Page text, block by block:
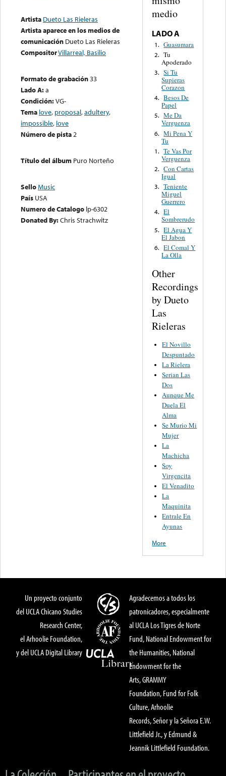
Artista Dueto Las Rieleras
Artista aparece en los medios de
comunicación Dueto Las Rieleras
CompositorVillarreal, Basilio
Formato de grabación33
Lado A:a
Condición:VG-
Tema love, proposal,adultery,
impossible, love
Número de pista2
Título del álbum Puro Norteño
SelloMusic
País USA
Numero de Catalogo lp-6302
Donated By:Chris Strachwitz
medio
LADO A
1. Guasumara
2. Tu
Apoderado
3. Si Tu
Supieras
Corazon
4. Besos De
Papel
5. Me Da
Verguenza
6. Mi Pena Y
Tu
1. Te Vas Por
Verguenza
2. Con Cartas
Igual
3. Teniente
Miguel
Guerrero
4. El
Sombrerudo
5. El Agua Y
El Jabon
6. El Comal Y
La Olla
Other
Recordings
by Dueto
Las
Rieleras
El Novillo
Despuntado
La Rielera
Serian Las
Dos
Aunque Me
Duela El
Alma
Se Murio Mi
Mujer
La
Machicha
Soy
Virgencita
El Venadito
La
Maquinita
Entrale En
Ayunas
More
Un proyecto conjunto
del UCLA Chicano Studies
Research Center,
el Arhoolie Foundation,
y del UCLA Digital Library
Agradecemos a todos los
patronicadores, especialmente
al UCLA Los Tigres de Norte
Fund, National Endowment for
the Humanities, National
Endowment for the
Arts, GRAMMY
Foundation, Fund for Folk
Culture, Arhoolie
Records, Señor y la Señora E.W.
Littlefield Jr., y Edmund &
Jeannik Littlefield Foundation.